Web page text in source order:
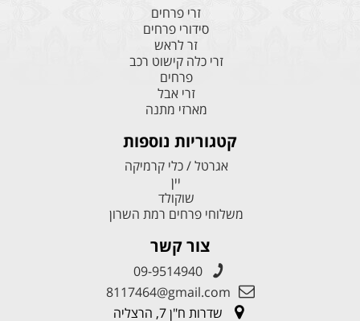
זרי פרחים
סידורי פרחים
זר לראש
זרי כלה קישוט רכב
פרחים
זרי אבל
מארזי מתנה
קטגוריות נוספות
אגרטל / כלי קרמיקה
יין
שוקולד
משלוחי פרחים רמת השרון
צור קשר
09-9514940
8117464@gmail.com
שדרות ח"ן 7, הרצליה